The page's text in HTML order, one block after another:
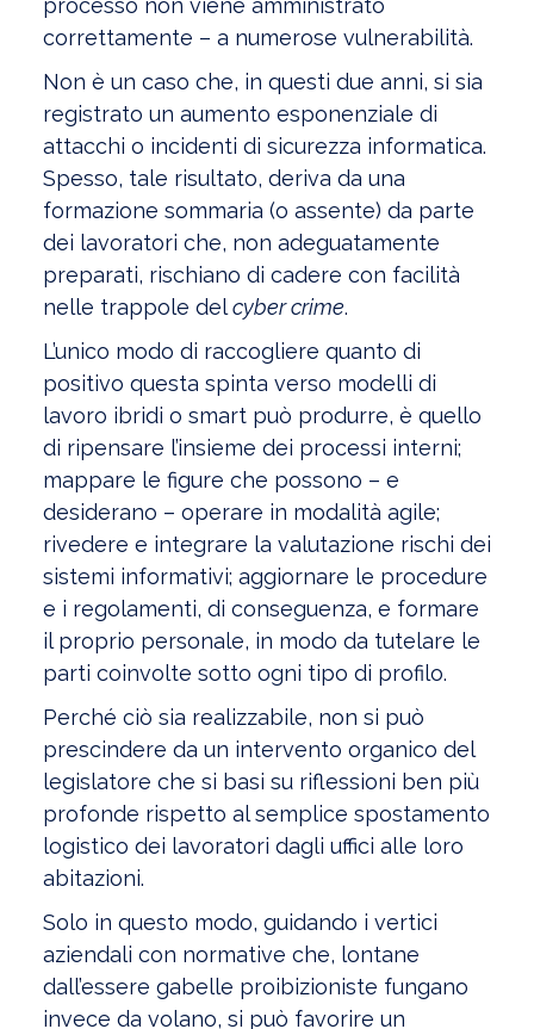
processo non viene amministrato
correttamente – a numerose vulnerabilità.
Non è un caso che, in questi due anni, si sia
registrato un aumento esponenziale di
attacchi o incidenti di sicurezza informatica.
Spesso, tale risultato, deriva da una
formazione sommaria (o assente) da parte
dei lavoratori che, non adeguatamente
preparati, rischiano di cadere con facilità
nelle trappole delcyber crime.
L’unico modo di raccogliere quanto di
positivo questa spinta verso modelli di
lavoro ibridi o smart può produrre, è quello
di ripensare l’insieme dei processi interni;
mappare le figure che possono – e
desiderano – operare in modalità agile;
rivedere e integrare la valutazione rischi dei
sistemi informativi; aggiornare le procedure
e i regolamenti, di conseguenza, e formare
il proprio personale, in modo da tutelare le
parti coinvolte sotto ogni tipo di profilo.
Perché ciò sia realizzabile, non si può
prescindere da un intervento organico del
legislatore che si basi su riflessioni ben più
profonde rispetto al semplice spostamento
logistico dei lavoratori dagli uffici alle loro
abitazioni.
Solo in questo modo, guidando i vertici
aziendali con normative che, lontane
dall’essere gabelle proibizioniste fungano
invece da volano, si può favorire un